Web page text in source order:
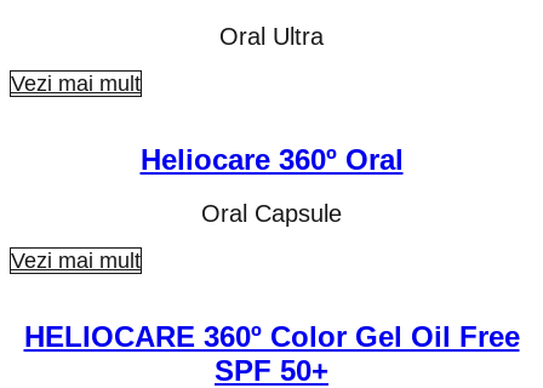
Oral Ultra
Vezi mai mult
Heliocare 360º Oral
Oral Capsule
Vezi mai mult
HELIOCARE 360º Color Gel Oil Free
SPF 50+